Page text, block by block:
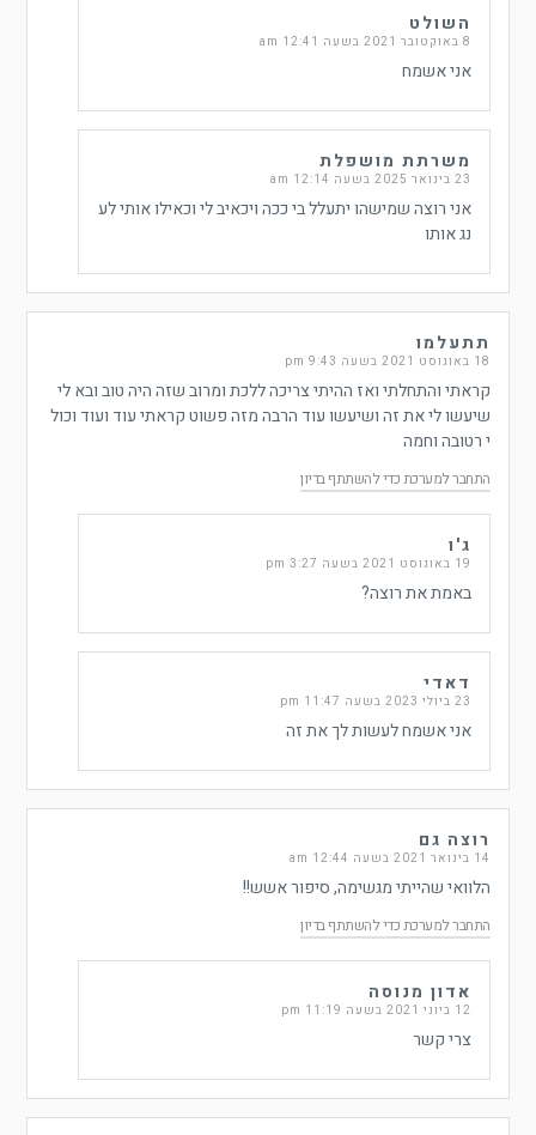
השולט
8 באוקטובר 2021 בשעה 12:41 am
אני אשמח
משרתת מושפלת
23 בינואר 2025 בשעה 12:14 am
אני רוצה שמישהו יתעלל בי ככה ויכאיב לי וכאילו אותי לע
נג אותו
תתעלמו
18 באוגוסט 2021 בשעה 9:43 pm
קראתי והתחלתי ואז ההיתי צריכה ללכת ומרוב שזה היה טוב ובא לי
שיעשו לי את זה ושיעשו עוד הרבה מזה פשוט קראתי עוד ועוד וכול
י רטובה וחמה
התחבר למערכת כדי להשתתף בדיון
ג'ו
19 באוגוסט 2021 בשעה 3:27 pm
באמת את רוצה?
דאדי
23 ביולי 2023 בשעה 11:47 pm
אני אשמח לעשות לך את זה
רוצה גם
14 בינואר 2021 בשעה 12:44 am
הלוואי שהייתי מגשימה, סיפור אשש!!
התחבר למערכת כדי להשתתף בדיון
אדון מנוסה
12 ביוני 2021 בשעה 11:19 pm
צרי קשר